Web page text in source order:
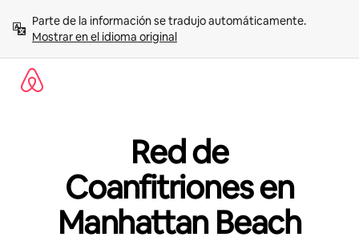
contenidoMostrar en el idioma original
Red de
Coanfitriones en
Manhattan Beach